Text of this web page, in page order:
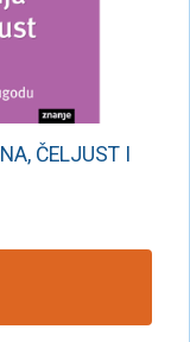
ČELJUST I